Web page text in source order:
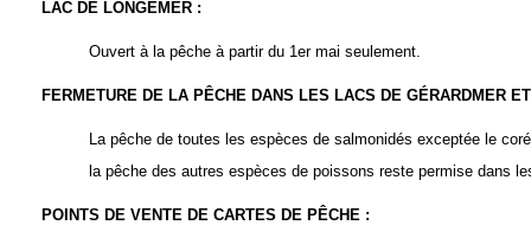
LAC DE LONGEMER :
Ouvert à la pêche à partir du 1er mai seulement.
FERMETURE DE LA PÊCHE DANS LES LACS DE GÉRARDMER
La pêche de toutes les espèces de salmonidés exceptée le
la pêche des autres espèces de poissons reste permise dans
POINTS DE VENTE DE CARTES DE PÊCHE :